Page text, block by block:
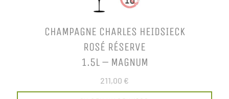
CHAMPAGNE CHARLES HEIDSIECK
ROSÉ RÉSERVE
1.5L – MAGNUM
211,00 €